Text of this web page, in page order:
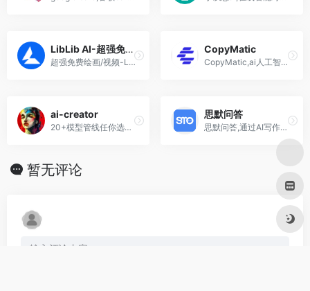
LibLib AI-超强免费绘画/视频
超强免费绘画/视频-LiblibAI,中国领先的AI创作平台与模型社区,提供SD模型下载,在线生成及工作流服务
CopyMatic
CopyMatic,ai人工智能自动写作网站软件工具
ai-creator
20+模型管线任你选择，写实、中国风、3D、二次元、动漫等多种风格不限题材
思默问答
思默问答,通过AI写作问答，绘画,让您的工作、生活、娱乐更具多样化
暂无评论